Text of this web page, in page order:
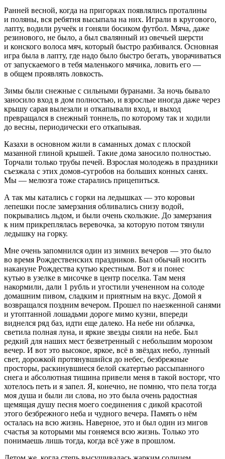
Ранней весной, когда на пригорках появлялись проталины
и поляны, вся ребятня высыпала на них. Играли в кругового,
лапту, водили ручеёк и гоняли босиком футбол. Мяча, даже
резинового, не было, а был свалянный из овечьей шерсти
и конского волоса мяч, который быстро разбивался. Основная
игра была в лапту, где надо было быстро бегать, уворачиваться
от запускаемого в тебя маленького мячика, ловить его —
в общем проявлять ловкость.
Зимы были снежные с сильными буранами. За ночь бывало
заносило вход в дом полностью, и взрослые иногда даже через
крышу сарая вылезали и откапывали вход, и выход
превращался в снежный тоннель, по которому так и ходили
до весны, периодически его откапывая.
Казахи в основном жили в саманных домах с плоской
мазанной глиной крышей. Такие дома заносило полностью.
Торчали только трубы печей. Взрослая молодежь в праздники
съезжала с этих домов-сугробов на больших конных санях.
Мы — мелюзга тоже старались прицепиться.
А так мы катались с горки на ледышках — это коровьи
лепешки после замерзания обливались снизу водой,
покрывались льдом, и были очень скользкие. До замерзания
к ним прикреплялась веревочка, за которую потом тянули
ледышку на горку.
Мне очень запомнился один из зимних вечеров — это было
во время Рождественских праздников. Был обычай носить
накануне Рождества кутью крестным. Вот я и понес
кутью в узелке в мисочке в центр поселка. Там меня
накормили, дали 1 рубль и угостили учененном на солоде
домашним пивом, сладким и приятным на вкус. Домой я
возвращался поздним вечером. Прошел по наезженной санями
и утоптанной лошадьми дороге мимо кузни, впереди
виднелся ряд баз, идти еще далеко. На небе ни облачка,
светила полная луна, и яркие звезды сияли на небе. Был
редкий для наших мест безветренный с небольшим морозом
вечер. И вот это высокое, яркое, всё в звёздах небо, лунный
свет, дорожкой протянувшийся до небес, безбрежные
просторы, раскинувшиеся белой скатертью рассыпанного
снега и абсолютная тишина привели меня в такой восторг, что
хотелось петь и я запел. Я, конечно, не помню, что пела тогда
моя душа и были ли слова, но это была очень радостная
щемящая душу песня моего соединения с дикой красотой
этого безбрежного неба и чудного вечера. Память о нём
осталась на всю жизнь. Наверное, это и был один из мигов
счастья за которыми мы гоняемся всю жизнь. Только это
понимаешь лишь тогда, когда всё уже в прошлом.